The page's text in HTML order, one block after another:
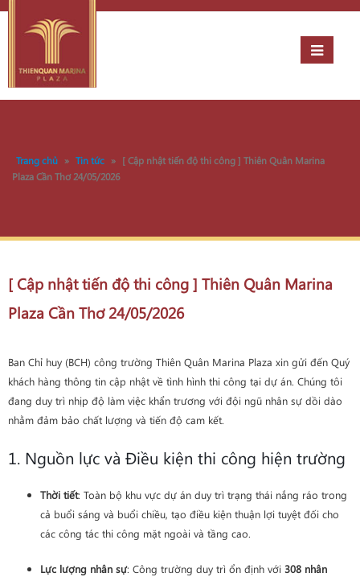
Trang chủ » Tin tức » [ Cập nhật tiến độ thi công ] Thiên Quân Marina
Plaza Cần Thơ 24/05/2026
[ Cập nhật tiến độ thi công ] Thiên Quân Marina
Plaza Cần Thơ 24/05/2026
Ban Chỉ huy (BCH) công trường Thiên Quân Marina Plaza xin gửi đến Quý
khách hàng thông tin cập nhật về tình hình thi công tại dự án. Chúng tôi
đang duy trì nhịp độ làm việc khẩn trương với đội ngũ nhân sự dồi dào
nhằm đảm bảo chất lượng và tiến độ cam kết.
1. Nguồn lực và Điều kiện thi công hiện trường
Thời tiết: Toàn bộ khu vực dự án duy trì trạng thái nắng ráo trong
cả buổi sáng và buổi chiều, tạo điều kiện thuận lợi tuyệt đối cho
các công tác thi công mặt ngoài và tầng cao.
Lực lượng nhân sự: Công trường duy trì ổn định với 308 nhân